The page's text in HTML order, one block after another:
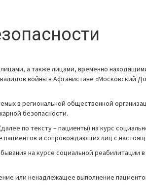
а также лицами, временно
войны в Афганистане «Московский
в региональной общественной
безопасности.
по тексту – пациенты) на курс
и сопровождающих лиц с
на курсе социальной
или ненадлежащее выполнение